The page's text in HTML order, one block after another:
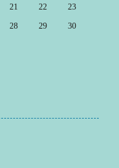
21 22 23
28 29 30